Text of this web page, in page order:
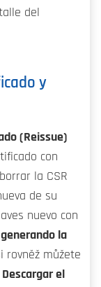
del
y
(Reissue)
con
la CSR
de su
nuevo con
la
rovněž můžete
Descargar el